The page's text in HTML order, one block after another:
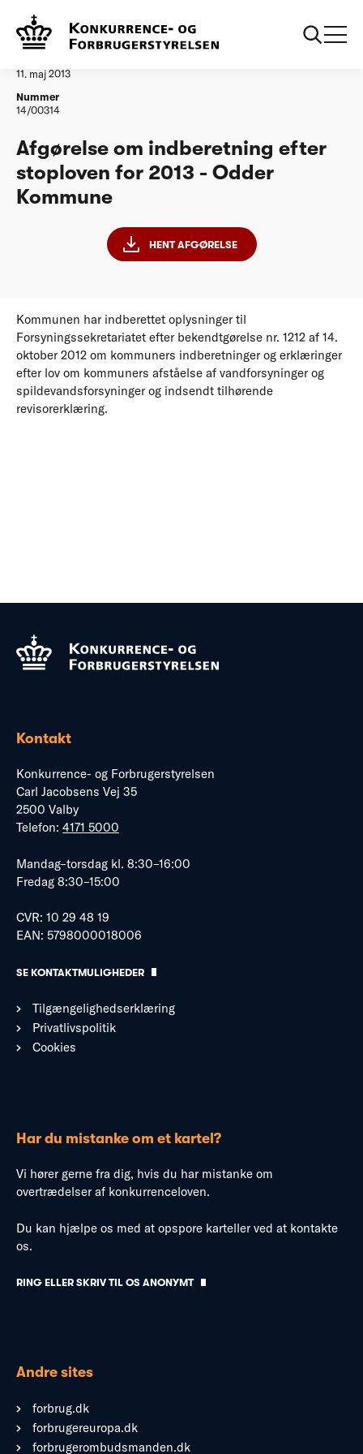
Vandtilsyn
11. maj 2013
Nummer
14/00314
Afgørelse om indberetning efter
stoploven for 2013 - Odder
Kommune
HENT AFGØRELSE
Kommunen har indberettet oplysninger til
Forsyningssekretariatet efter bekendtgørelse nr. 1212 af 14.
oktober 2012 om kommuners indberetninger og erklæringer
efter lov om kommuners afståelse af vandforsyninger og
spildevandsforsyninger og indsendt tilhørende
revisorerklæring.
Kontakt
Konkurrence- og Forbrugerstyrelsen
Carl Jacobsens Vej 35
2500 Valby
Telefon: 4171 5000
Mandag–torsdag kl. 8:30–16:00
Fredag 8:30–15:00
CVR: 10 29 48 19
EAN: 5798000018006
SE KONTAKTMULIGHEDER
Tilgængelighedserklæring
Privatlivspolitik
Cookies
Har du mistanke om et kartel?
Vi hører gerne fra dig, hvis du har mistanke om
overtrædelser af konkurrenceloven.
Du kan hjælpe os med at opspore karteller ved at kontakte
os.
RING ELLER SKRIV TIL OS ANONYMT
Andre sites
forbrug.dk
forbrugereuropa.dk
forbrugerombudsmanden.dk